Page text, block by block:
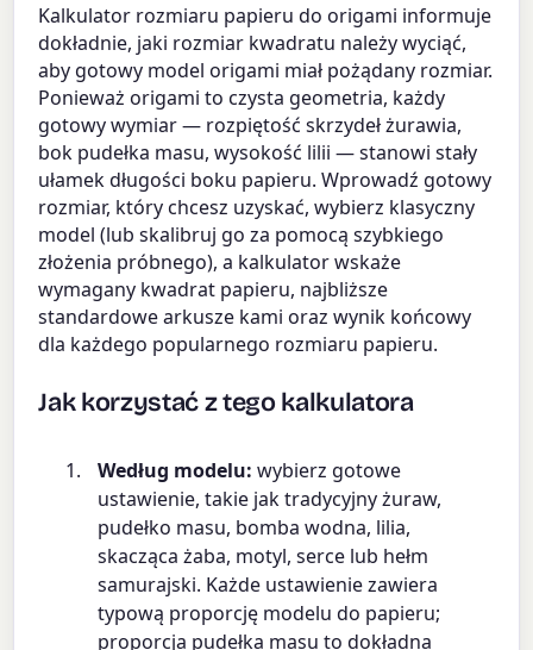
Kalkulator rozmiaru papieru do origami informuje
dokładnie, jaki rozmiar kwadratu należy wyciąć,
aby gotowy model origami miał pożądany rozmiar.
Ponieważ origami to czysta geometria, każdy
gotowy wymiar — rozpiętość skrzydeł żurawia,
bok pudełka masu, wysokość lilii — stanowi stały
ułamek długości boku papieru. Wprowadź gotowy
rozmiar, który chcesz uzyskać, wybierz klasyczny
model (lub skalibruj go za pomocą szybkiego
złożenia próbnego), a kalkulator wskaże
wymagany kwadrat papieru, najbliższe
standardowe arkusze kami oraz wynik końcowy
dla każdego popularnego rozmiaru papieru.
Jak korzystać z tego kalkulatora
Według modelu: wybierz gotowe
ustawienie, takie jak tradycyjny żuraw,
pudełko masu, bomba wodna, lilia,
skacząca żaba, motyl, serce lub hełm
samurajski. Każde ustawienie zawiera
typową proporcję modelu do papieru;
proporcja pudełka masu to dokładna